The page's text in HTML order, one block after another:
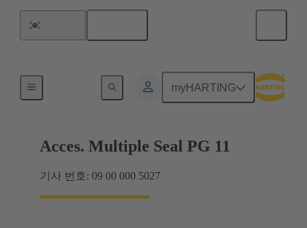
myHARTING
케이블 글랜드
Acces. Multiple Seal PG 11
기사 번호: 09 00 000 5027